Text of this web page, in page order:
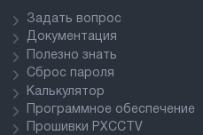
Задать вопрос
Документация
Полезно знать
Сброс пароля
Калькулятор
Программное обеспечение
Прошивки PXCCTV